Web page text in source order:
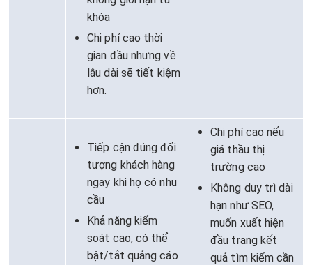
khóa
Chi phí cao thời
gian đầu nhưng về
lâu dài sẽ tiết kiệm
hơn.
Tiếp cận đúng đối
tượng khách hàng
ngay khi họ có nhu
cầu
Khả năng kiểm
soát cao, có thể
bật/tắt quảng cáo
Chi phí cao nếu
giá thầu thị
trường cao
Không duy trì dài
hạn như SEO,
muốn xuất hiện
đầu trang kết
quả tìm kiếm cần